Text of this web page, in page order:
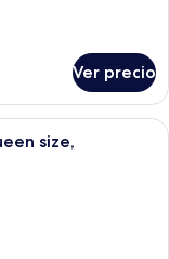
Ver precio
hotel con dos camas,
size,